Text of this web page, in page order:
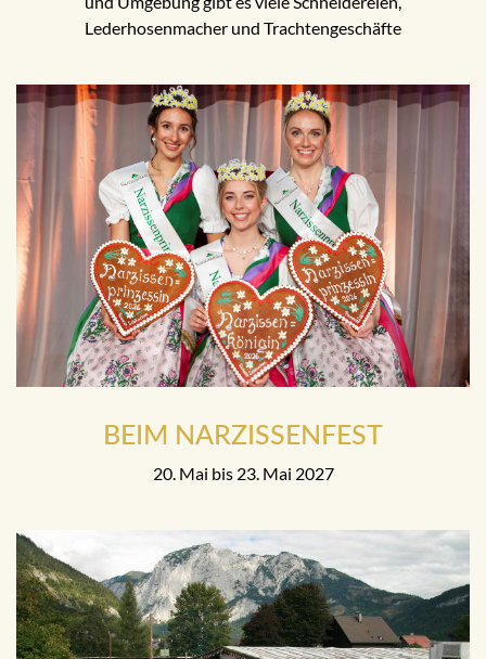
Lederhosenmacher und Trachtengeschäfte
BEIM NARZISSENFEST
20. Mai bis 23. Mai 2027